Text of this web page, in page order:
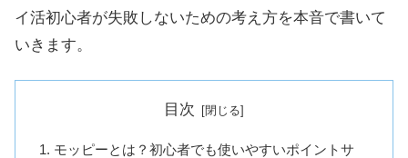
イ活初心者が失敗しないための考え方を本音で書いて
いきます。
目次
モッピーとは？初心者でも使いやすいポイントサ